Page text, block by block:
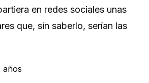
en redes sociales unas
que, sin saberlo, serían las